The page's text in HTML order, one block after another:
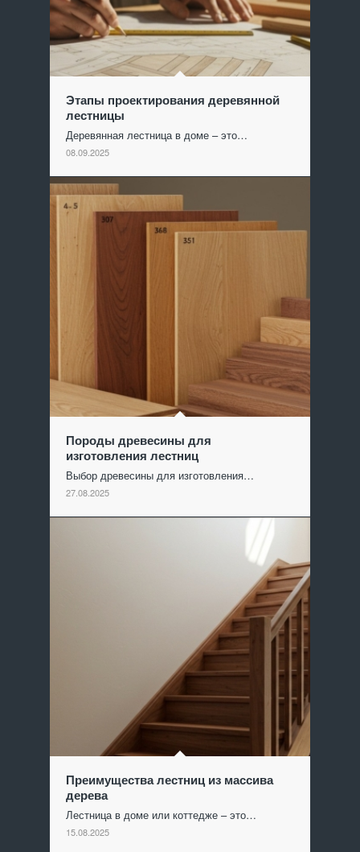
Этапы проектирования деревянной
лестницы
Деревянная лестница в доме – это…
08.09.2025
Породы древесины для
изготовления лестниц
Выбор древесины для изготовления…
27.08.2025
Преимущества лестниц из массива
дерева
Лестница в доме или коттедже – это…
15.08.2025